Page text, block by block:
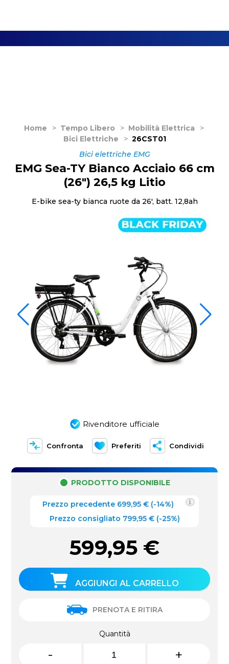
Home > Tempo Libero > Mobilità Elettrica
>
Bici Elettriche
> 26CST01
Bici elettriche EMG
Rivenditore ufficiale
Confronta Preferiti Condividi
EMG Sea-TY Bianco Acciaio 66 cm
(26") 26,5 kg Litio
E-bike sea-ty bianca ruote da 26', batt. 12,8ah
PRODOTTO DISPONIBILE
Prezzo precedente 699,95 € (-14%)
Prezzo consigliato 799,95 € (-25%)
599,95 €
AGGIUNGI AL CARRELLO
PRENOTA E RITIRA
Quantità
- +